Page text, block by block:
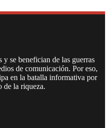
y se benefician de las guerras
de comunicación. Por eso,
en la batalla informativa por
de la riqueza.